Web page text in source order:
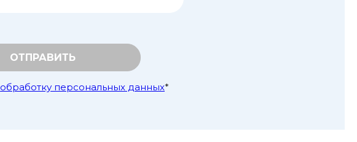
ОТПРАВИТЬ
обработку персональных данных*